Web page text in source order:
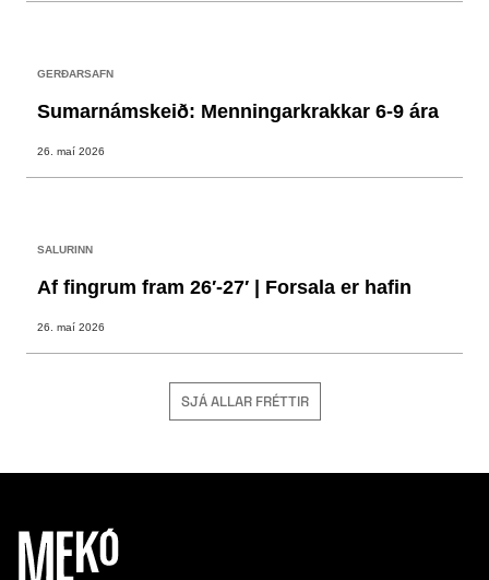
GERÐARSAFN
Sumarnámskeið: Menningarkrakkar 6-9 ára
26. maí 2026
SALURINN
Af fingrum fram 26′-27′ | Forsala er hafin
26. maí 2026
SJÁ ALLAR FRÉTTIR